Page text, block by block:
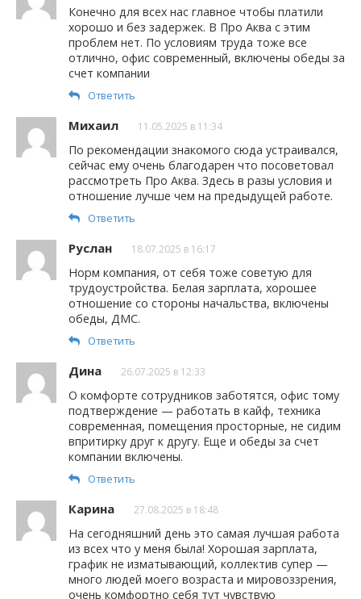
Конечно для всех нас главное чтобы платили
хорошо и без задержек. В Про Аква с этим
проблем нет. По условиям труда тоже все
отлично, офис современный, включены обеды за
счет компании
Ответить
Михаил 11.05.2025 в 11:34
По рекомендации знакомого сюда устраивался,
сейчас ему очень благодарен что посоветовал
рассмотреть Про Аква. Здесь в разы условия и
отношение лучше чем на предыдущей работе.
Ответить
Руслан 18.07.2025 в 16:17
Норм компания, от себя тоже советую для
трудоустройства. Белая зарплата, хорошее
отношение со стороны начальства, включены
обеды, ДМС.
Ответить
Дина 26.07.2025 в 12:33
О комфорте сотрудников заботятся, офис тому
подтверждение — работать в кайф, техника
современная, помещения просторные, не сидим
впритирку друг к другу. Еще и обеды за счет
компании включены.
Ответить
Карина 27.08.2025 в 18:48
На сегодняшний день это самая лучшая работа
из всех что у меня была! Хорошая зарплата,
график не изматывающий, коллектив супер —
много людей моего возраста и мировоззрения,
очень комфортно себя тут чувствую